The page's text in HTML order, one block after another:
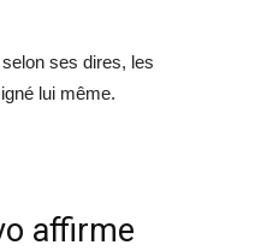
selon ses dires, les
lui même.
affirme